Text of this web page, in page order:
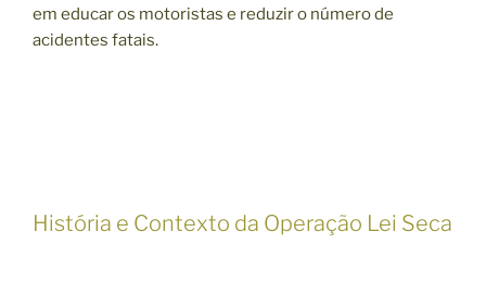
em educar os motoristas e reduzir o número de
acidentes fatais.
História e Contexto da Operação Lei Seca